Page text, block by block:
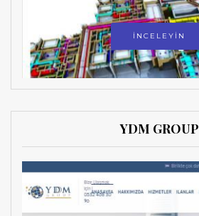
İNCELEYİN
YDM GROUP